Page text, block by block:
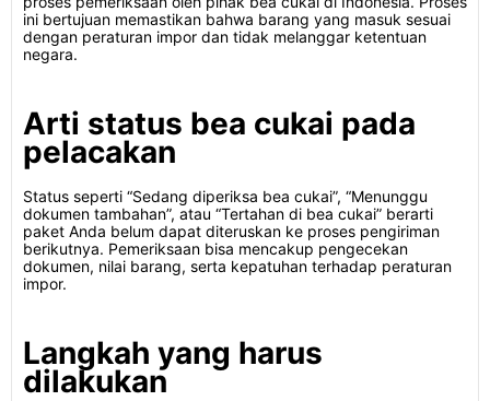
ini bertujuan memastikan bahwa barang yang masuk sesuai
dengan peraturan impor dan tidak melanggar ketentuan
negara.
Arti status bea cukai pada
pelacakan
Status seperti “Sedang diperiksa bea cukai”, “Menunggu
dokumen tambahan”, atau “Tertahan di bea cukai” berarti
paket Anda belum dapat diteruskan ke proses pengiriman
berikutnya. Pemeriksaan bisa mencakup pengecekan
dokumen, nilai barang, serta kepatuhan terhadap peraturan
impor.
Langkah yang harus
dilakukan